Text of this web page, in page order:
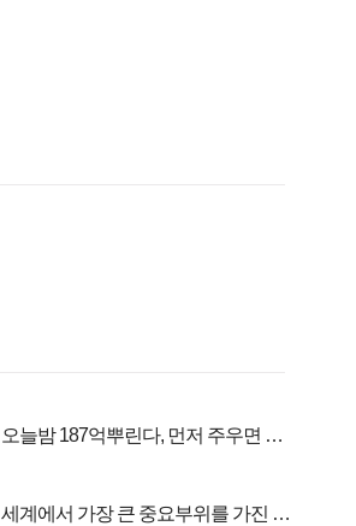
오늘밤 187억뿌린다, 먼저 주우면 최
세계에서 가장 큰 중요부위를 가진 남